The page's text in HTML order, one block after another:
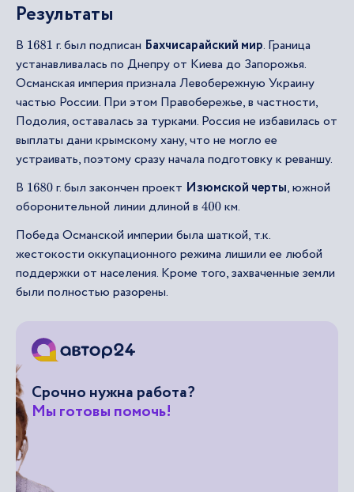
Результаты
В 1681 г. был подписан Бахчисарайский мир. Граница
устанавливалась по Днепру от Киева до Запорожья.
Османская империя признала Левобережную Украину
частью России. При этом Правобережье, в частности,
Подолия, оставалась за турками. Россия не избавилась от
выплаты дани крымскому хану, что не могло ее
устраивать, поэтому сразу начала подготовку к реваншу.
В 1680г. был закончен проект Изюмской черты, южной
оборонительной линии длиной в 400км.
Победа Османской империи была шаткой, т.к.
жестокости оккупационного режима лишили ее любой
поддержки от населения. Кроме того, захваченные земли
были полностью разорены.
Срочно нужна работа?
Мы готовы помочь!